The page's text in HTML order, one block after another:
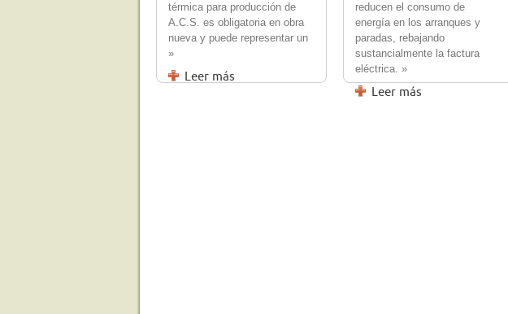
térmica para producción de
A.C.S. es obligatoria en obra
nueva y puede representar un
»
Leer más
reducen el consumo de
energía en los arranques y
paradas, rebajando
sustancialmente la factura
eléctrica. »
Leer más